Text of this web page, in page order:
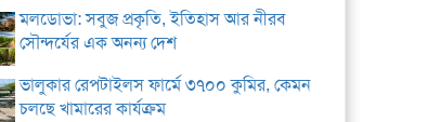
মলডোভা: সবুজ প্রকৃতি, ইতিহাস আর নীরব
সৌন্দর্যের এক অনন্য দেশ
ভালুকার রেপটাইলস ফার্মে ৩৭০০ কুমির, কেমন
চলছে খামারের কার্যক্রম